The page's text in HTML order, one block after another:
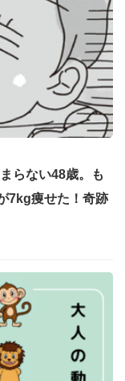
らない48歳。も
7kg痩せた！奇跡